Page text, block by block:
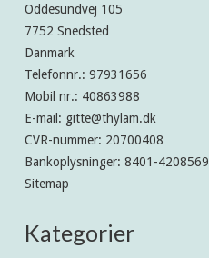
Oddesundvej 105
7752 Snedsted
Danmark
Telefonnr.: 97931656
Mobil nr.: 40863988
E-mail : gitte@thylam.dk
CVR-nummer: 20700408
Bankoplysninger: 8401-4208569
Sitemap
Kategorier